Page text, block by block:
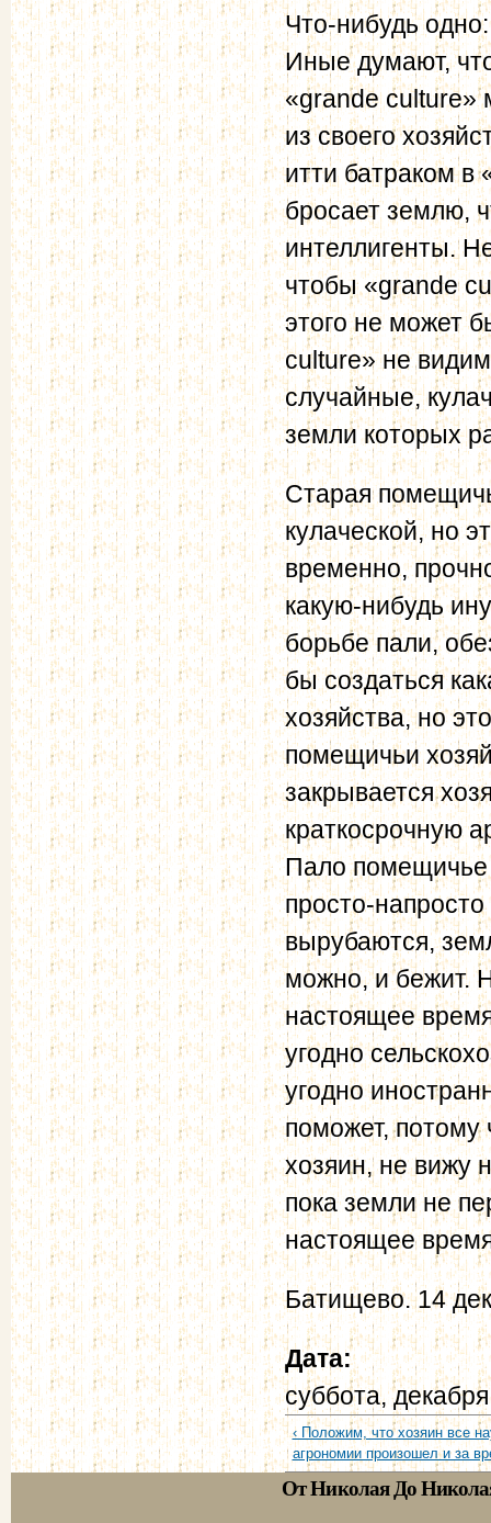
Что-нибудь
Иные думают,
«grande culture»
из своего
итти батраком в
бросает землю,
интеллигенты.
чтобы «grande
этого не может
culture» не
случайные,
земли которых
Старая
кулаческой, но
временно,
какую-нибудь
борьбе пали,
бы создаться
хозяйства, но
помещичьи
закрывается
краткосрочную
Пало помещичье
просто-
вырубаются,
можно, и бежит.
настоящее
угодно
угодно
поможет, потому
хозяин, не вижу
пока земли не
настоящее
Батищево. 14
Дата:
суббота,
‹ Положим, что хозяин все
агрономии произошел и за
От Николая До